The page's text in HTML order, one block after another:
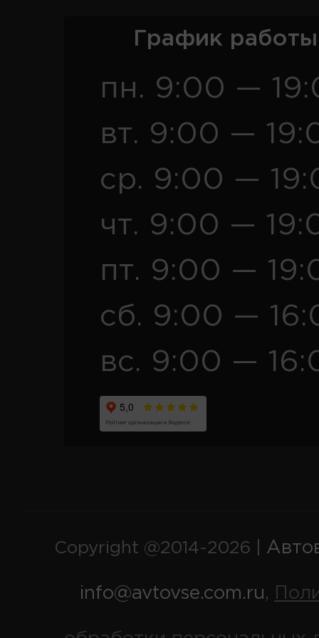
График
пн. 9:00 —
вт. 9:00 —
ср. 9:00 —
чт. 9:00 —
пт. 9:00 —
сб. 9:00 —
вс. 9:00 —
Copyright @2014-2026 |
info@avtovse.com.ru,